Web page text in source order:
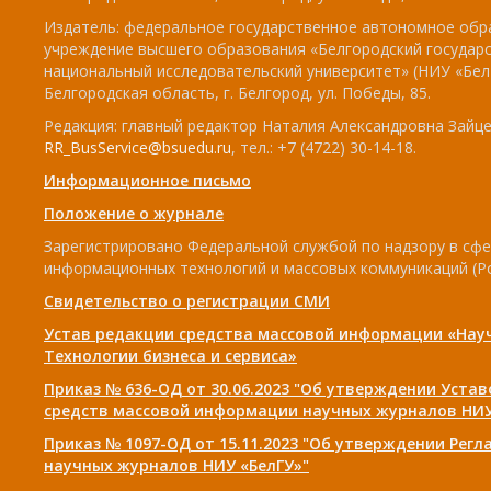
Издатель: федеральное государственное автономное
учреждение высшего образования «Белгородский
национальный исследовательский университет» (НИУ
Белгородская область, г. Белгород, ул. Победы, 85.
Редакция: главный редактор Наталия Александровна
RR_BusService@bsuedu.ru, тел.: +7 (4722) 30-14-18.
Информационное письмо
Положение о журнале
Зарегистрировано Федеральной службой по надзору в
информационных технологий и массовых коммуникаций
Свидетельство о регистрации СМИ
Устав редакции средства массовой информации
Технологии бизнеса и сервиса»
Приказ № 636-ОД от 30.06.2023 "Об утверждении
средств массовой информации научных журналов
Приказ № 1097-ОД от 15.11.2023 "Об утверждении
научных журналов НИУ «БелГУ»"